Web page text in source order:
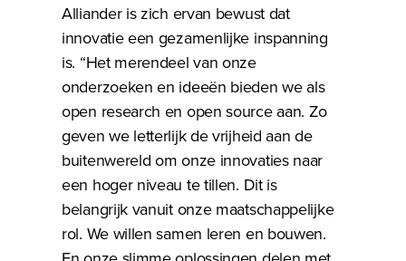
Alliander is zich ervan bewust dat
innovatie een gezamenlijke inspanning
is. “Het merendeel van onze
onderzoeken en ideeën bieden we als
open research en open source aan. Zo
geven we letterlijk de vrijheid aan de
buitenwereld om onze innovaties naar
een hoger niveau te tillen. Dit is
belangrijk vanuit onze maatschappelijke
rol. We willen samen leren en bouwen.